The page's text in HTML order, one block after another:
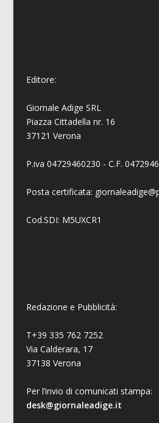
Editore:
Giornale Adige SRL
Piazza Cittadella nr. 16
37121 Verona
P.iva 04729460230 - C.F.
Posta certificata:
Cod.SDI: M5UXCR1
Redazione e Pubblicità:
T+39 335 762 7252
Via Calderara, 17
37138 Verona
Per l’invio di comunicati stampa:
desk@giornaleadige.it